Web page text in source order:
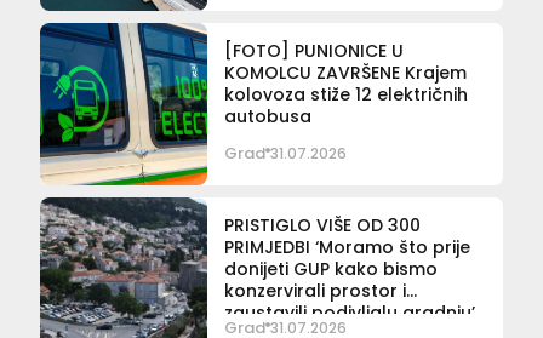
[FOTO] PUNIONICE U
KOMOLCU ZAVRŠENE Krajem
kolovoza stiže 12 električnih
autobusa
Grad 31.07.2026
PRISTIGLO VIŠE OD 300
PRIMJEDBI ‘Moramo što prije
donijeti GUP kako bismo
konzervirali prostor i
zaustavili podivljalu gradnju’
Grad 31.07.2026